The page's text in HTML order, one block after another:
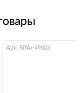
Арт. RifAr-49023